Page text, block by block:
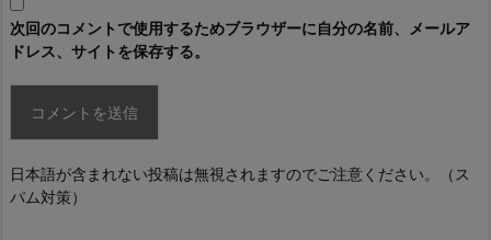
次回のコメントで使用するためブラウザーに自分の名前、メールア
ドレス、サイトを保存する。
日本語が含まれない投稿は無視されますのでご注意ください。（ス
パム対策）